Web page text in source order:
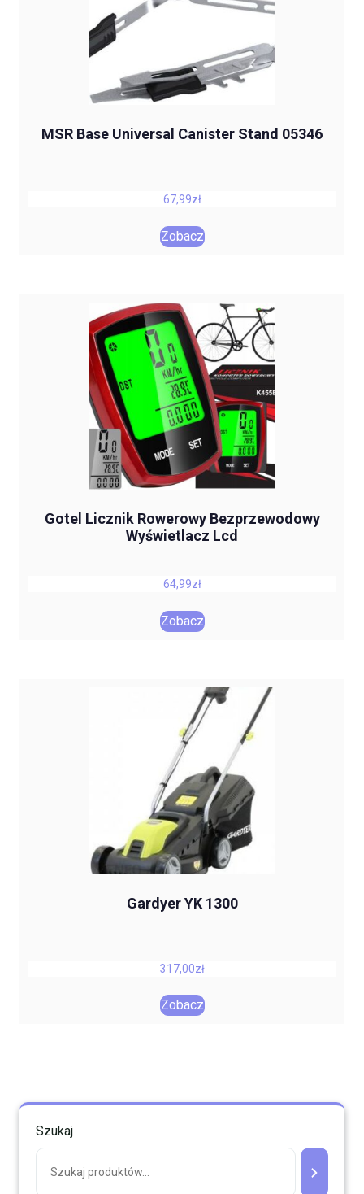
MSR Base Universal Canister Stand 05346
67,99zł
Zobacz
Gotel Licznik Rowerowy Bezprzewodowy
Wyświetlacz Lcd
64,99zł
Zobacz
Gardyer YK 1300
317,00zł
Zobacz
Szukaj